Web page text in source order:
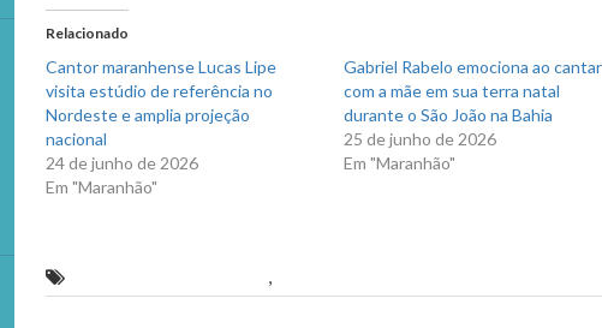
em
nova
janela)
em
nova
janela)
Relacionado
Cantor maranhense Lucas Lipe
visita estúdio de referência no
Nordeste e amplia projeção
nacional
24 de junho de 2026
Em "Maranhão"
Gabriel Rabelo emociona ao cantar
com a mãe em sua terra natal
durante o São João na Bahia
25 de junho de 2026
Em "Maranhão"
,